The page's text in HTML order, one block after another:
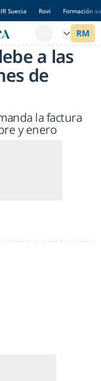
Suecia Rovi Formación
a las
de
la factura
y enero